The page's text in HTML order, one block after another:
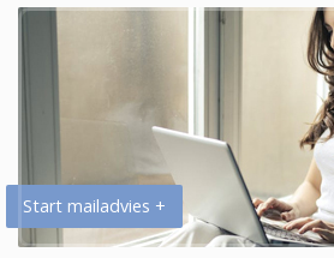
Start mailadvies +